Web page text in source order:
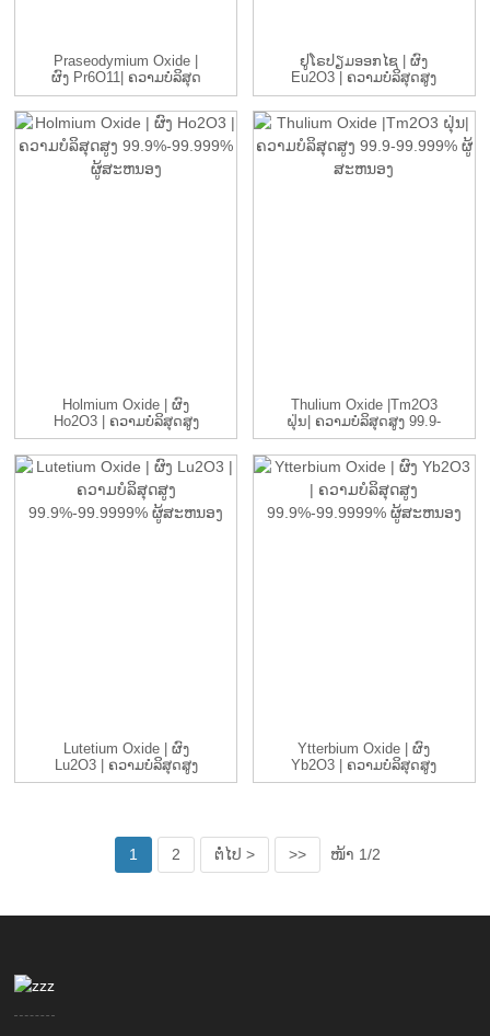
Praseodymium Oxide |
ຜົງ Pr6O11| ຄວາມບໍລິສຸດ
ສູງ...
ຢູໂຣປຽມອອກໄຊ | ຜົງ
Eu2O3 | ຄວາມບໍລິສຸດສູງ
99...
Holmium Oxide | ຜົງ
Ho2O3 | ຄວາມບໍລິສຸດສູງ
99.99...
Thulium Oxide |Tm2O3
ຝຸ່ນ| ຄວາມບໍລິສຸດສູງ 99.9-
9...
Lutetium Oxide | ຜົງ
Lu2O3 | ຄວາມບໍລິສຸດສູງ
99...
Ytterbium Oxide | ຜົງ
Yb2O3 | ຄວາມບໍລິສຸດສູງ
99...
1 2 ຕໍ່ໄປ > >> ໜ້າ 1/2